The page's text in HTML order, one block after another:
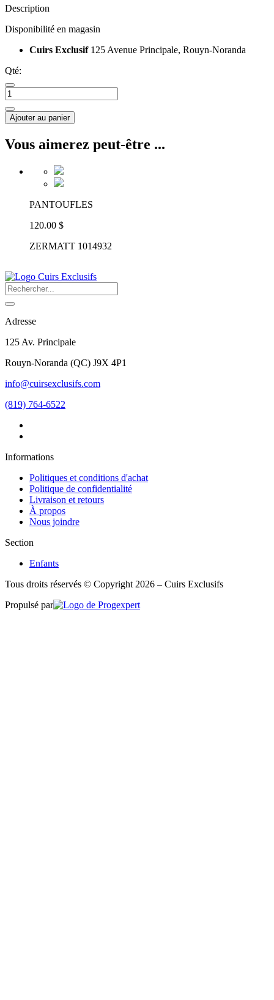
Description
Disponibilité en magasin
Cuirs Exclusif 125 Avenue Principale, Rouyn-Noranda
Qté:
Ajouter au panier
Vous aimerez peut-être ...
PANTOUFLES
120.00 $
ZERMATT 1014932
Adresse
125 Av. Principale
Rouyn-Noranda (QC) J9X 4P1
info@cuirsexclusifs.com
(819) 764-6522
Informations
Politiques et conditions d'achat
Politique de confidentialité
Livraison et retours
À propos
Nous joindre
Section
Enfants
Tous droits réservés © Copyright 2026 – Cuirs Exclusifs
Propulsé par